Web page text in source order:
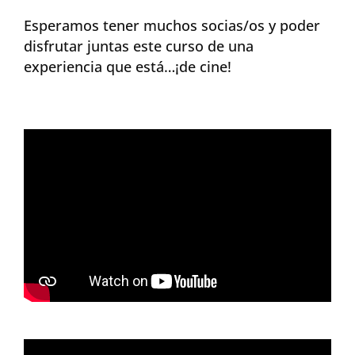
Esperamos tener muchos socias/os y poder
disfrutar juntas este curso de una
experiencia que está…¡de cine!